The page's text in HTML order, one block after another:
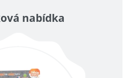
nabídka